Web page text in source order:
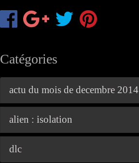
Catégories
actu du mois de decembre 2014
alien : isolation
dlc